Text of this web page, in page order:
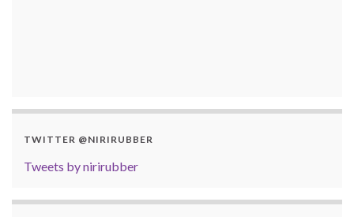
TWITTER @NIRIRUBBER
Tweets by nirirubber